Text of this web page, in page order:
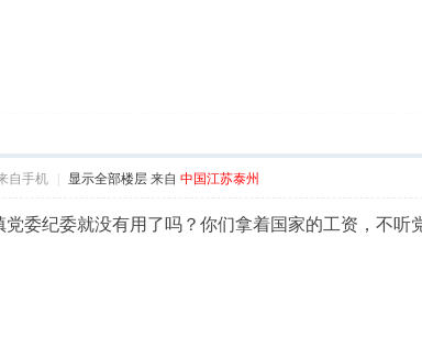
自手机 显示全部楼层 来自 中国江苏泰州
委纪委就没有用了吗？你们拿着国家的工资，不听